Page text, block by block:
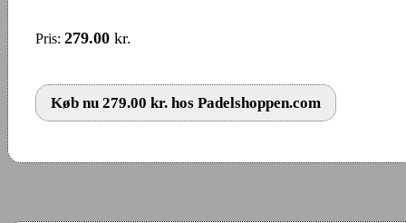
Pris: 279.00 kr.
Køb nu 279.00 kr. hos Padelshoppen.com